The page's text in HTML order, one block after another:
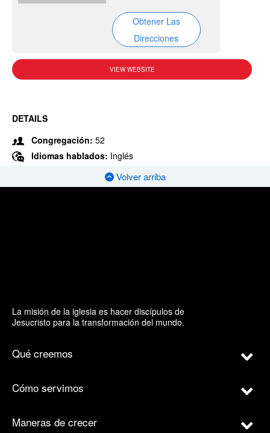
Obtener Las
Direcciones
VIEW WEBSITE
DETAILS
Congregación: 52
Idiomas hablados: Inglés
Volver arriba
La misión de la iglesia es hacer discípulos de
Jesucristo para la transformación del mundo.
Qué creemos
Cómo servimos
Maneras de crecer